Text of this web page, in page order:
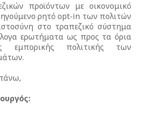
προϊόντων με οικονομικό
ρητό opt-in των πολιτών
στο τραπεζικό σύστημα
ερωτήματα ως προς τα όρια
εμπορικής πολιτικής των